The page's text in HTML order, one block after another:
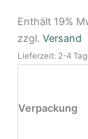
Enthält 19%
zzgl. Versand
Lieferzeit: 2-4
Verpackung